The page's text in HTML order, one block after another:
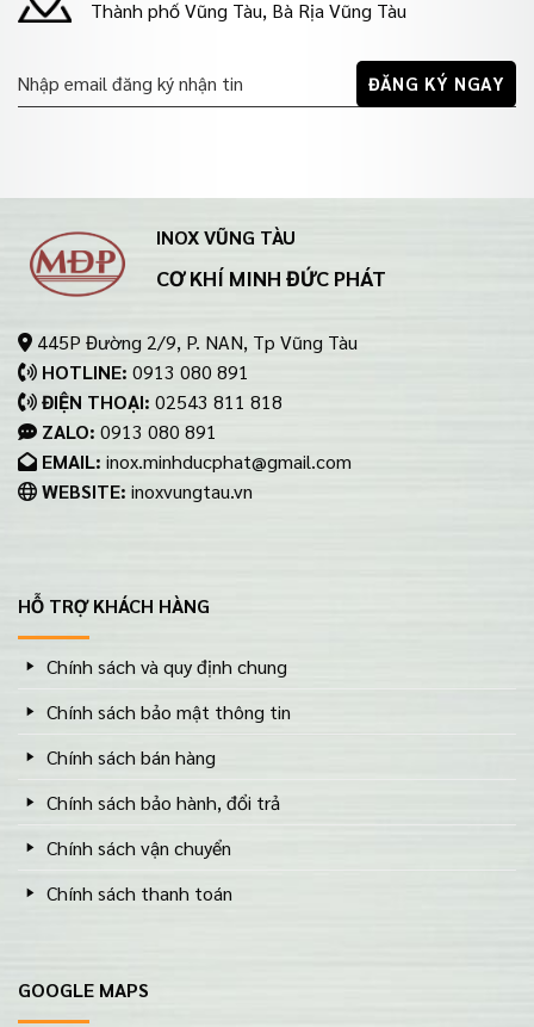
Thành phố Vũng Tàu, Bà Rịa Vũng Tàu
INOX VŨNG TÀU
CƠ KHÍ MINH ĐỨC PHÁT
445P Đường 2/9, P. NAN, Tp Vũng Tàu
HOTLINE: 0913 080 891
ĐIỆN THOẠI: 02543 811 818
ZALO: 0913 080 891
EMAIL: inox.minhducphat@gmail.com
WEBSITE: inoxvungtau.vn
HỖ TRỢ KHÁCH HÀNG
Chính sách và quy định chung
Chính sách bảo mật thông tin
Chính sách bán hàng
Chính sách bảo hành, đổi trả
Chính sách vận chuyển
Chính sách thanh toán
GOOGLE MAPS